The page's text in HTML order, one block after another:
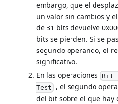
embargo, que el
un valor sin cambios y
de 31 bits devuelve
bits se pierden. Si se
segundo operando, el
significativo.
En las operaciones Bit
Test , el segundo
del bit sobre el que hay